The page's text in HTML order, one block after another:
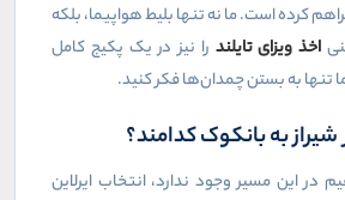
کرده است. ما نه تنها بلیط هواپیما، بلکه
اخذ ویزای تایلند را نیز در یک پکیج کامل
تنها به بستن چمدان‌ها فکر کنید.
شیراز به بانکوک کدامند؟
در این مسیر وجود ندارد، انتخاب ایرلاین